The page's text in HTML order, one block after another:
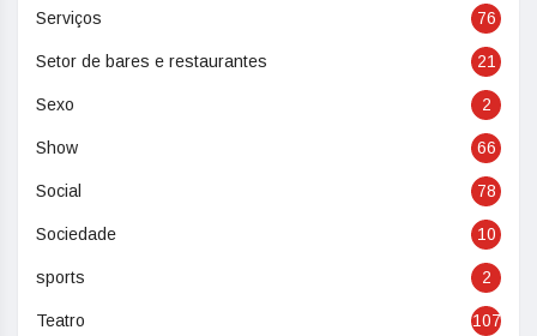
Serviços 76
Setor de bares e restaurantes 21
Sexo 2
Show 66
Social 78
Sociedade 10
sports 2
Teatro 107